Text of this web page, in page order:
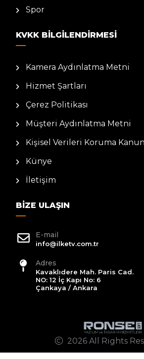
Spor
KVKK BILGILENDIRMESI
Kamera Aydınlatma Metni
Hizmet Şartları
Çerez Politikası
Müşteri Aydınlatma Metni
Kişisel Verileri Koruma
Künye
İletişim
BIZE ULAŞIN
E-mail
info@ilketv.com.tr
Adres
Kavaklıdere Mah. Paris Cad.
NO: 12 İç Kapı No: 6
Çankaya / Ankara
2026 All Rights